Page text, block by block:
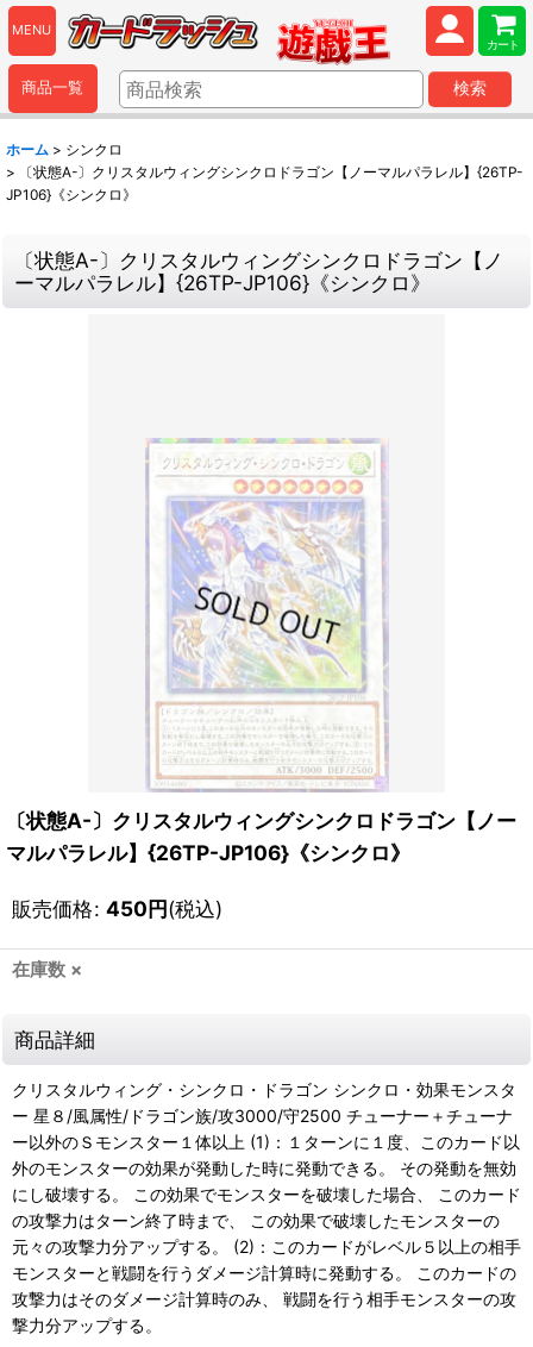
MENU
カート
商品一覧 検索
ホーム > シンクロ
>
〔状態A-〕クリスタルウィングシンクロドラゴン【ノーマルパラレル】{26TP-
JP106}《シンクロ》
〔状態A-〕クリスタルウィングシンクロドラゴン【ノ
ーマルパラレル】{26TP-JP106}《シンクロ》
〔状態A-〕クリスタルウィングシンクロドラゴン【ノー
マルパラレル】{26TP-JP106}《シンクロ》
販売価格: 450円(税込)
在庫数 ×
商品詳細
クリスタルウィング・シンクロ・ドラゴン シンクロ・効果モンスタ
ー 星８/風属性/ドラゴン族/攻3000/守2500 チューナー＋チューナ
ー以外のＳモンスター１体以上 (1)：１ターンに１度、このカード以
外のモンスターの効果が発動した時に発動できる。 その発動を無効
にし破壊する。 この効果でモンスターを破壊した場合、 このカード
の攻撃力はターン終了時まで、 この効果で破壊したモンスターの
元々の攻撃力分アップする。 (2)：このカードがレベル５以上の相手
モンスターと戦闘を行うダメージ計算時に発動する。 このカードの
攻撃力はそのダメージ計算時のみ、 戦闘を行う相手モンスターの攻
撃力分アップする。